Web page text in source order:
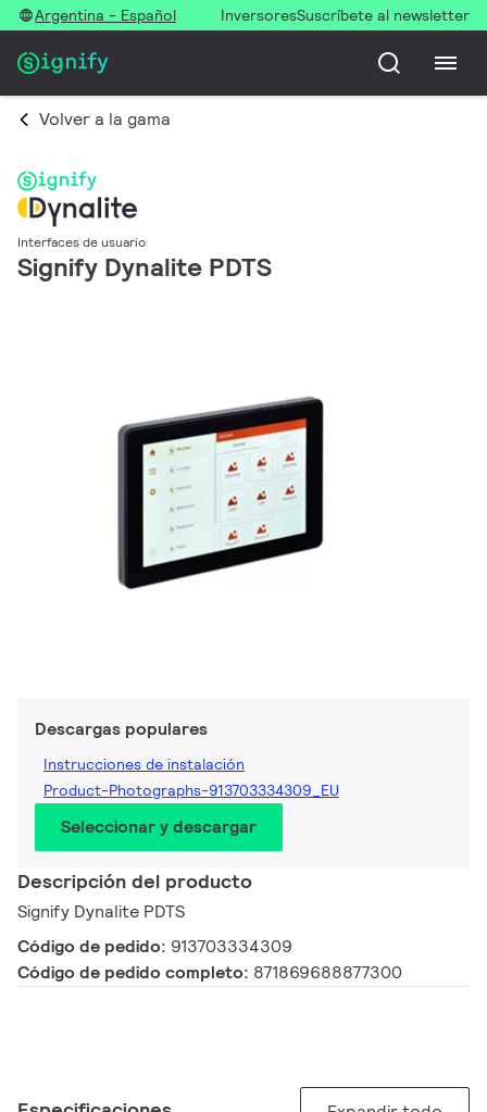
Argentina - Español InversoresSuscríbete al newsletter
Volver a la gama
Interfaces de usuario
Signify Dynalite PDTS
Descargas populares
Instrucciones de instalación
Product-Photographs-913703334309_EU
Seleccionar y descargar
Descripción del producto
Signify Dynalite PDTS
Código de pedido: 913703334309
Código de pedido completo: 871869688877300